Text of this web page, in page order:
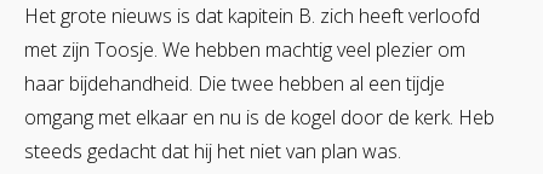
Het grote nieuws is dat kapitein B. zich heeft verloofd
met zijn Toosje. We hebben machtig veel plezier om
haar bijdehandheid. Die twee hebben al een tijdje
omgang met elkaar en nu is de kogel door de kerk. Heb
steeds gedacht dat hij het niet van plan was.